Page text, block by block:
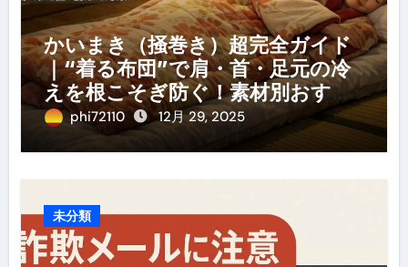
かいまき（掻巻き）超完全ガイド
｜“着る布団”で肩・首・足元の冷
えを根こそぎ防ぐ！素材別おすす
め・選び方・洗い方・Q&Aまで
phi72110 12月 29, 2025
未分類